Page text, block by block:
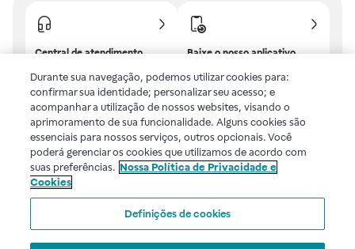
Central de atendimento
frequentes ou fale com a
gente.
Baixe o nosso aplicativo
benefícios exclusivos!
Uma empresa
Voltar ao topo
Durante sua navegação, podemos utilizar cookies para:
confirmar sua identidade; personalizar seu acesso; e
acompanhar a utilização de nossos websites, visando o
aprimoramento de sua funcionalidade. Alguns cookies são
essenciais para nossos serviços, outros opcionais. Você
poderá gerenciar os cookies que utilizamos de acordo com
suas preferências. Nossa Política de Privacidade e
Cookies
Definições de cookies